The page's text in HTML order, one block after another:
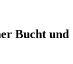
Bucht und